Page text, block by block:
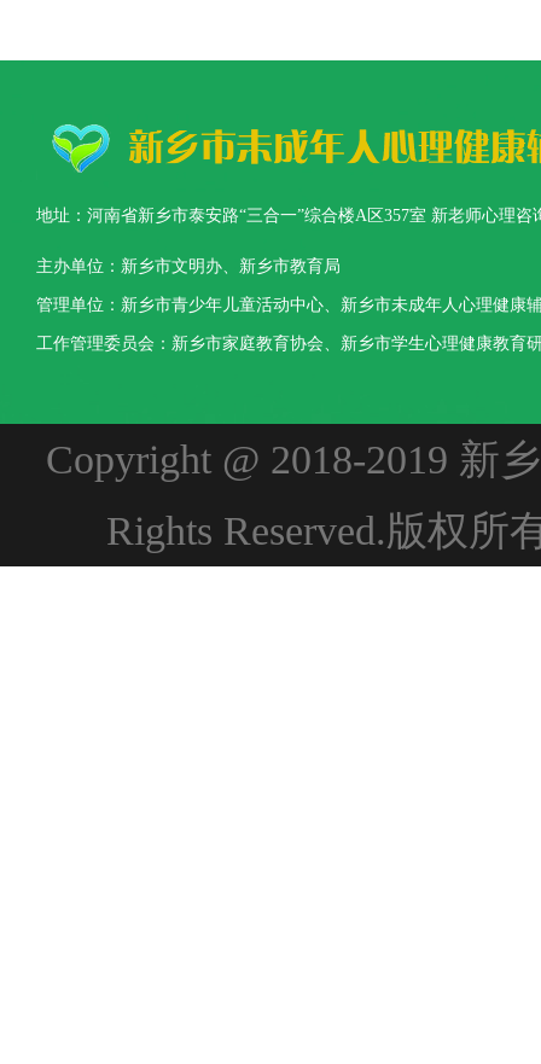
地址：河南省新乡市泰安路“三合一”综合楼A区357室 新老师心理咨
主办单位：新乡市文明办、新乡市教育局
管理单位：新乡市青少年儿童活动中心、新乡市未成年人心理健康
工作管理委员会：新乡市家庭教育协会、新乡市学生心理健康教
Copyright @ 2018-2019
Rights Reserved.版权所